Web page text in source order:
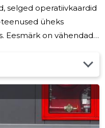
selged operatiivkaardid
üheks
Eesmärk on vähendada
ja korraldatud
sektorile:
ja lasteaiad, haiglad,
jaoks tööohutus ja